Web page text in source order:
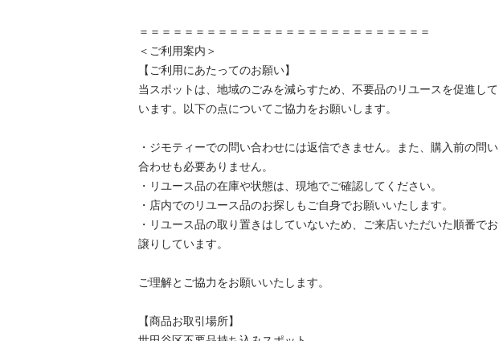
＝＝＝＝＝＝＝＝＝＝＝＝＝＝＝＝＝＝＝＝＝＝＝＝＝＝
＜ご利用案内＞
【ご利用にあたってのお願い】
当スポットは、地域のごみを減らすため、不要品のリユースを促進して
います。以下の点についてご協力をお願いします。
・ジモティーでの問い合わせには返信できません。また、購入前の問い
合わせも必要ありません。
・リユース品の在庫や状態は、現地でご確認してください。
・店内でのリユース品のお探しもご自身でお願いいたします。
・リユース品の取り置きはしていないため、ご来店いただいた順番でお
譲りしています。
ご理解とご協力をお願いいたします。
【商品お取引場所】